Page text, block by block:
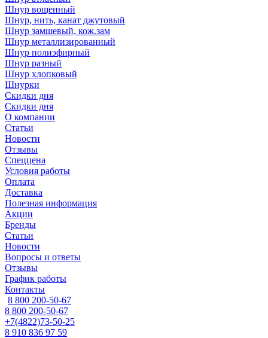
Шнур вощенный
Шнур, нить, канат джутовый
Шнур замшевый, кож.зам
Шнур металлизированный
Шнур полиэфирный
Шнур разный
Шнур хлопковый
Шнурки
Скидки дня
Скидки дня
О компании
Статьи
Новости
Отзывы
Спеццена
Условия работы
Оплата
Доставка
Полезная информация
Акции
Бренды
Статьи
Новости
Вопросы и ответы
Отзывы
График работы
Контакты
8 800 200-50-67
8 800 200-50-67
+7(4822)73-50-25
8 910 836 97 59